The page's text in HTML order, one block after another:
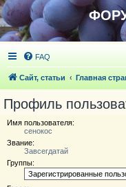
FAQ
Сайт, статьи Главная
Профиль
Имя пользователя:
сенокос
Звание:
Завсегдатай
Группы: